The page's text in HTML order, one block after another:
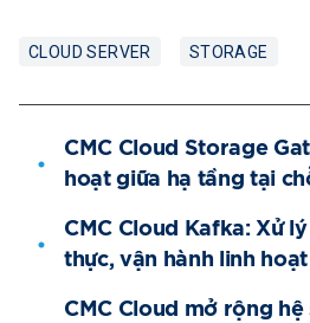
CLOUD SERVER STORAGE
CMC Cloud Storage
hoạt giữa hạ tầng tại
CMC Cloud Kafka: Xử
thực, vận hành linh hoạt
CMC Cloud mở rộng